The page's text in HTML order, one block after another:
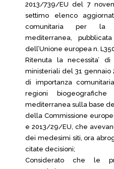
2013/739/EU del 7
settimo elenco
comunitaria per la
mediterranea,
dell’Unione europea n.
Ritenuta la necessita’
ministeriali del 31 gennaio
di importanza
regioni
mediterranea sulla base
della Commissione
e 2013/29/EU, che
dei medesimi siti, ora
citate decisioni;
Considerato che le